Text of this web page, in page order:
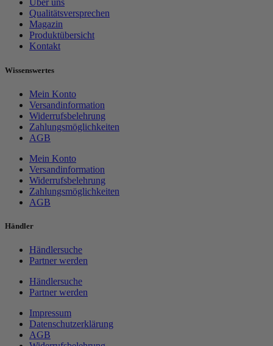
Über uns
Qualitätsversprechen
Magazin
Produktübersicht
Kontakt
Wissenswertes
Mein Konto
Versandinformation
Widerrufsbelehrung
Zahlungsmöglichkeiten
AGB
Mein Konto
Versandinformation
Widerrufsbelehrung
Zahlungsmöglichkeiten
AGB
Händler
Händlersuche
Partner werden
Händlersuche
Partner werden
Impressum
Datenschutzerklärung
AGB